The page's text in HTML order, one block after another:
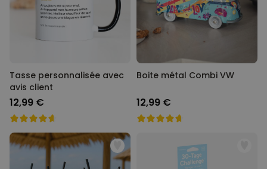
Personnalisable
Poster photo personnalisé
vendus
Chaussettes personnalisées
avec votre animal de
19,99 €
Personnalisable
Tasse personnalisée avec
avis client
12,99 €
Boite métal Combi VW
12,99 €